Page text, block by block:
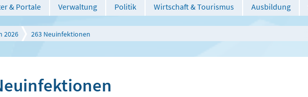
& Portale Verwaltung Politik Wirtschaft & Tourismus Ausbildung
2026 263 Neuinfektionen